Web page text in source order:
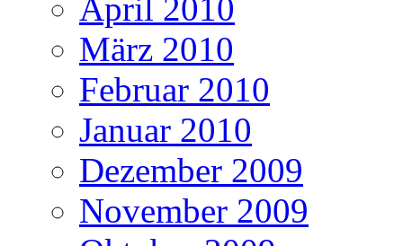
April 2010
März 2010
Februar 2010
Januar 2010
Dezember 2009
November 2009